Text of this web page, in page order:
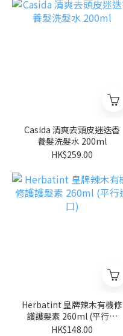
Casida 清爽去頭皮迷迭香
養髮洗髮水 200ml
HK$259.00
Herbatint 皇牌辣木有機修
護護髮素 260ml (平行進
口)
HK$148.00